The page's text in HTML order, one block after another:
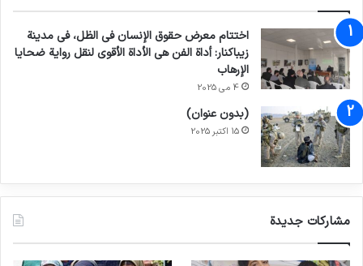
اختتام معرض حقوق الإنسان في الظل، في مدينة
زيباكنار: أداة الفن هي الأداة الأقوى لنقل رواية ضحايا
الإرهاب
4 می 2025
(بدون عنوان)
15 اکتبر 2025
مشاركات جديدة